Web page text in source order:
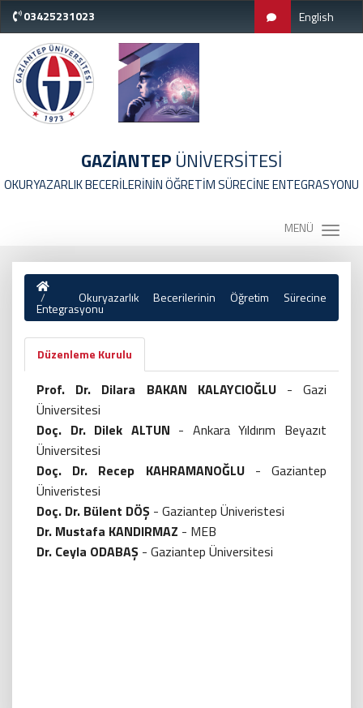
03425231023 English
GAZİANTEP ÜNİVERSİTESİ
OKURYAZARLIK BECERİLERİNİN ÖĞRETİM SÜRECİNE ENTEGRASYONU
MENÜ
Okuryazarlık Becerilerinin Öğretim Sürecine
Entegrasyonu
Düzenleme Kurulu
Prof. Dr. Dilara BAKAN KALAYCIOĞLU- Gazi
Üniversitesi
Doç. Dr. Dilek ALTUN - Ankara Yıldırım Beyazıt
Üniversitesi
Doç. Dr. Recep KAHRAMANOĞLU- Gaziantep
Üniveristesi
Doç. Dr. Bülent DÖŞ - Gaziantep Üniveristesi
Dr. Mustafa KANDIRMAZ - MEB
Dr. Ceyla ODABAŞ - Gaziantep Üniversitesi